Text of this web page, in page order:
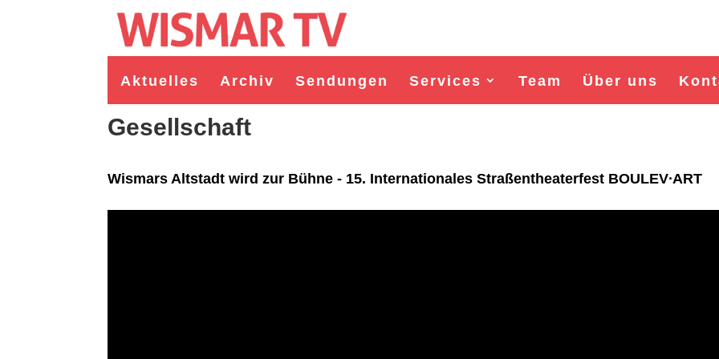
Aktuelles Archiv Sendungen Services Team Über uns
Gesellschaft
Wismars Altstadt wird zur Bühne - 15. Internationales Straßentheaterfest BOULEV∙ART